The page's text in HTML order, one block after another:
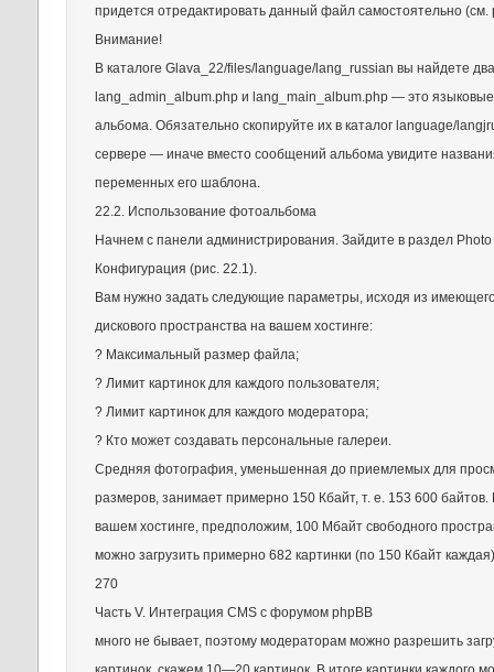
придется отредактировать данный файл самостоятельно (см.
Внимание!
В каталоге Glava_22/files/language/lang_russian вы найдете
lang_admin_album.php и lang_main_album.php — это
альбома. Обязательно скопируйте их в каталог language/
сервере — иначе вместо сообщений альбома увидите
переменных его шаблона.
22.2. Использование фотоальбома
Начнем с панели администрирования. Зайдите в раздел Photo
Конфигурация (рис. 22.1).
Вам нужно задать следующие параметры, исходя из
дискового пространства на вашем хостинге:
? Максимальный размер файла;
? Лимит картинок для каждого пользователя;
? Лимит картинок для каждого модератора;
? Кто может создавать персональные галереи.
Средняя фотография, уменьшенная до приемлемых для
размеров, занимает примерно 150 Кбайт, т. е. 153 600 байтов.
вашем хостинге, предположим, 100 Мбайт свободного
можно загрузить примерно 682 картинки (по 150 Кбайт
270
Часть V. Интеграция CMS с форумом phpBB
много не бывает, поэтому модераторам можно разрешить